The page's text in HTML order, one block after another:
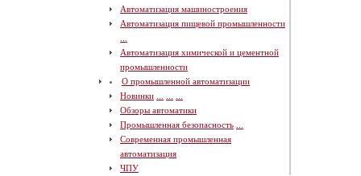
Автоматизация машиностроения
Автоматизация пищевой промышленности
Автоматизация химической и цементной
промышленности
О промышленной автоматизации
Новинки
Обзоры автоматики
Промышленная безопасность
Современная промышленная
автоматизация
ЧПУ